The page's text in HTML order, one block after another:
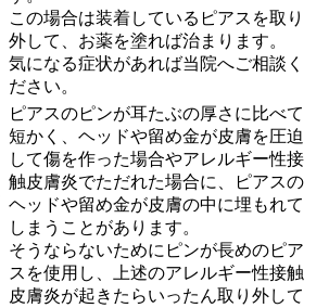
この場合は装着しているピアスを取り
外して、お薬を塗れば治まります。
気になる症状があれば当院へご相談く
ださい。
ピアスのピンが耳たぶの厚さに比べて
短かく、ヘッドや留め金が皮膚を圧迫
して傷を作った場合やアレルギー性接
触皮膚炎でただれた場合に、ピアスの
ヘッドや留め金が皮膚の中に埋もれて
しまうことがあります。
そうならないためにピンが長めのピア
スを使用し、上述のアレルギー性接触
皮膚炎が起きたらいったん取り外して